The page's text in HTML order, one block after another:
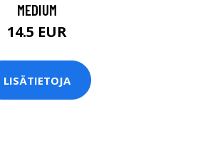
MEDIUM
14.5 EUR
LISÄTIETOJA